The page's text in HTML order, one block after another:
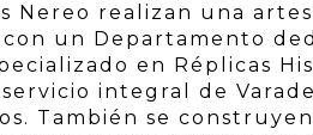
Nereo realizan una
un Departamento
en Réplicas
integral de
También se